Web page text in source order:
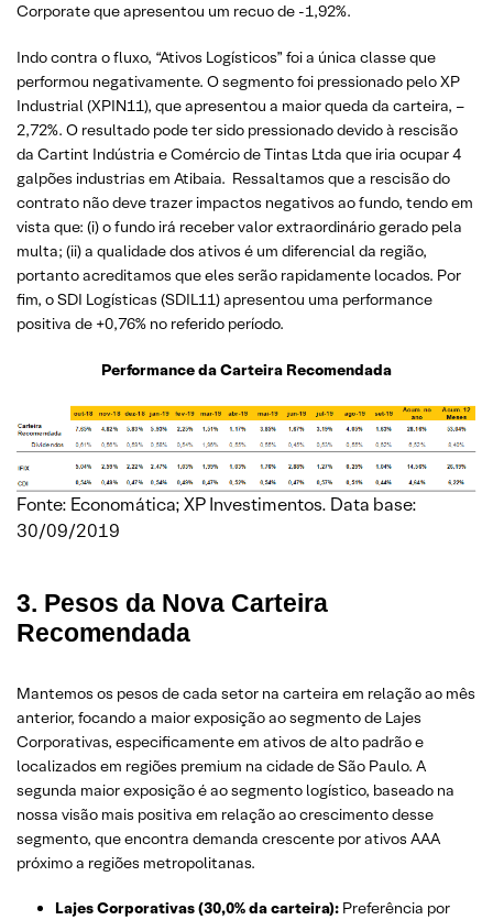
Corporate que apresentou um recuo de -1,92%.
Indo contra o fluxo, “Ativos Logísticos” foi a única classe que
performou negativamente. O segmento foi pressionado pelo XP
Industrial (XPIN11), que apresentou a maior queda da carteira, –
2,72%. O resultado pode ter sido pressionado devido à rescisão
da Cartint Indústria e Comércio de Tintas Ltda que iria ocupar 4
galpões industrias em Atibaia. Ressaltamos que a rescisão do
contrato não deve trazer impactos negativos ao fundo, tendo em
vista que: (i) o fundo irá receber valor extraordinário gerado pela
multa; (ii) a qualidade dos ativos é um diferencial da região,
portanto acreditamos que eles serão rapidamente locados. Por
fim, o SDI Logísticas (SDIL11) apresentou uma performance
positiva de +0,76% no referido período.
Performance da Carteira Recomendada
Fonte: Economática; XP Investimentos. Data base:
30/09/2019
3. Pesos da Nova Carteira
Recomendada
Mantemos os pesos de cada setor na carteira em relação ao mês
anterior, focando a maior exposição ao segmento de Lajes
Corporativas, especificamente em ativos de alto padrão e
localizados em regiões premium na cidade de São Paulo. A
segunda maior exposição é ao segmento logístico, baseado na
nossa visão mais positiva em relação ao crescimento desse
segmento, que encontra demanda crescente por ativos AAA
próximo a regiões metropolitanas.
Lajes Corporativas (30,0% da carteira): Preferência por